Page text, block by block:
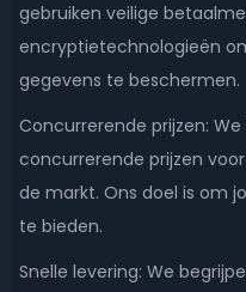
gebruiken veilige
encryptietechnologieën
gegevens te beschermen.
Concurrerende prijzen:
concurrerende prijzen voor
de markt. Ons doel is om
te bieden.
Snelle levering: We